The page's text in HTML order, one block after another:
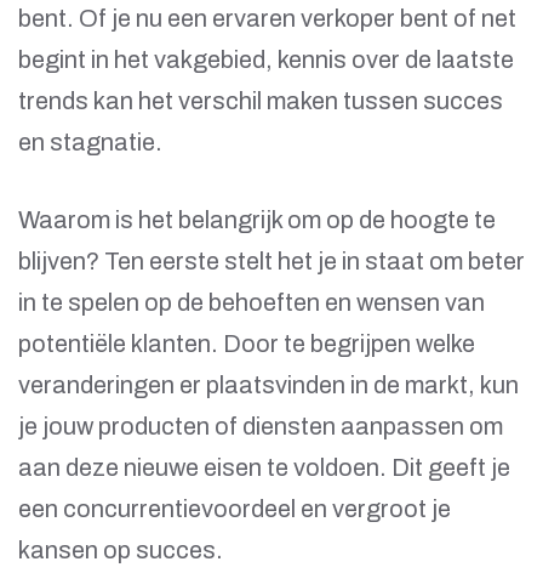
bent. Of je nu een ervaren verkoper bent of net
begint in het vakgebied, kennis over de laatste
trends kan het verschil maken tussen succes
en stagnatie.
Waarom is het belangrijk om op de hoogte te
blijven? Ten eerste stelt het je in staat om beter
in te spelen op de behoeften en wensen van
potentiële klanten. Door te begrijpen welke
veranderingen er plaatsvinden in de markt, kun
je jouw producten of diensten aanpassen om
aan deze nieuwe eisen te voldoen. Dit geeft je
een concurrentievoordeel en vergroot je
kansen op succes.